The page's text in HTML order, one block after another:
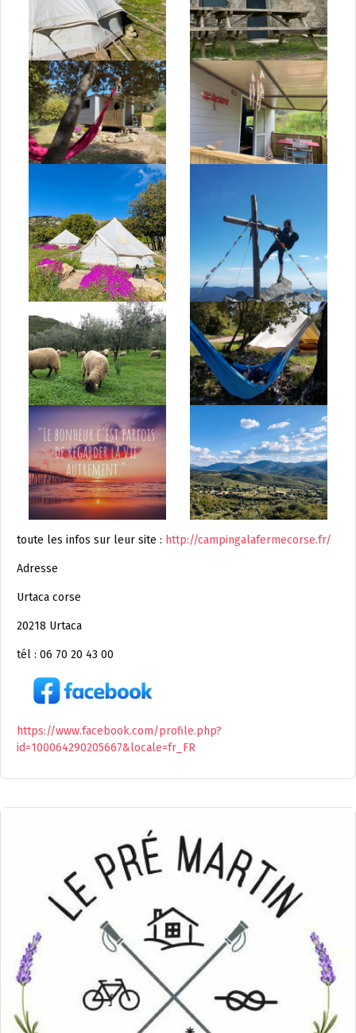
toute les infos sur leur site : http://campingalafermecorse.fr/
Adresse
Urtaca corse
20218 Urtaca
tél : 06 70 20 43 00
https://www.facebook.com/profile.php?
id=100064290205667&locale=fr_FR